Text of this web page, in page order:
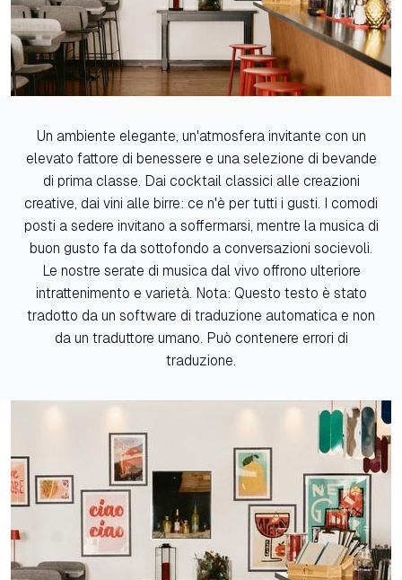
Un ambiente elegante, un'atmosfera invitante con un
elevato fattore di benessere e una selezione di bevande
di prima classe. Dai cocktail classici alle creazioni
creative, dai vini alle birre: ce n'è per tutti i gusti. I comodi
posti a sedere invitano a soffermarsi, mentre la musica di
buon gusto fa da sottofondo a conversazioni socievoli.
Le nostre serate di musica dal vivo offrono ulteriore
intrattenimento e varietà. Nota: Questo testo è stato
tradotto da un software di traduzione automatica e non
da un traduttore umano. Può contenere errori di
traduzione.